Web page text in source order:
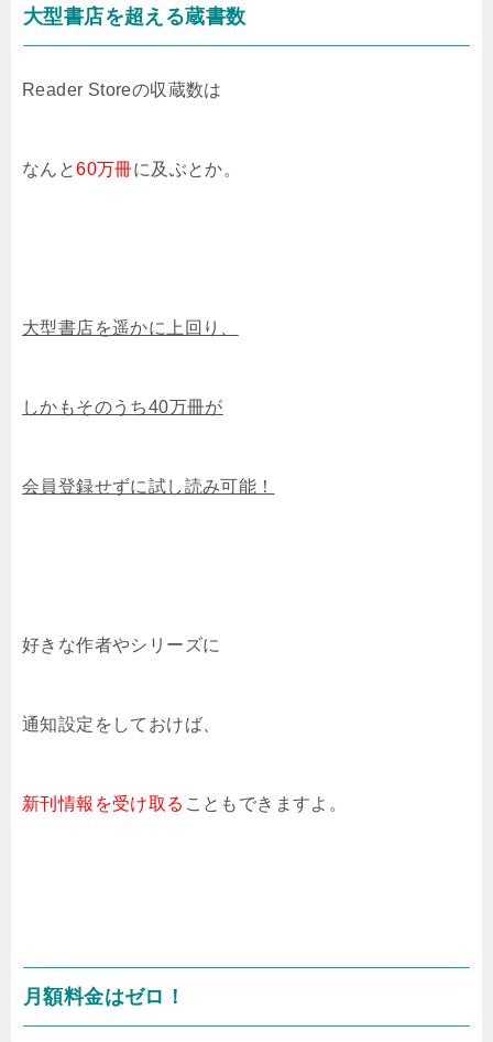
大型書店を超える蔵書数
Reader Storeの収蔵数は
なんと60万冊に及ぶとか。
大型書店を遥かに上回り、
しかもそのうち40万冊が
会員登録せずに試し読み可能！
好きな作者やシリーズに
通知設定をしておけば、
新刊情報を受け取る こともできますよ。
月額料金はゼロ！